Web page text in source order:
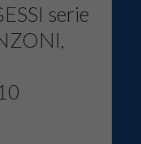
serie